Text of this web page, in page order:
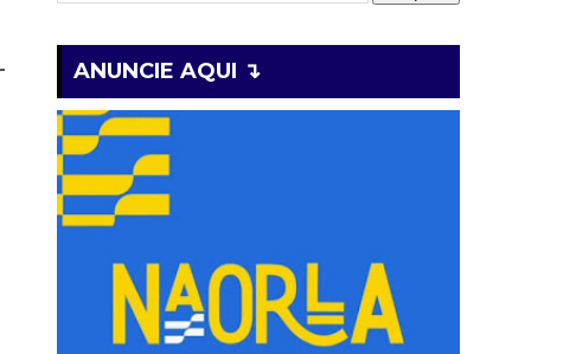
ANUNCIE AQUI ↴